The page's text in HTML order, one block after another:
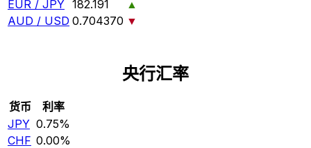
EUR / JPY 182.191
▲
AUD / USD 0.704370 ▼
央行汇率
货币
利率
JPY 0.75%
CHF 0.00%